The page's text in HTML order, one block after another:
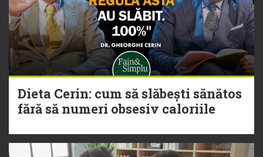
Dieta Cerin: cum să slăbești sănătos
fără să numeri obsesiv caloriile